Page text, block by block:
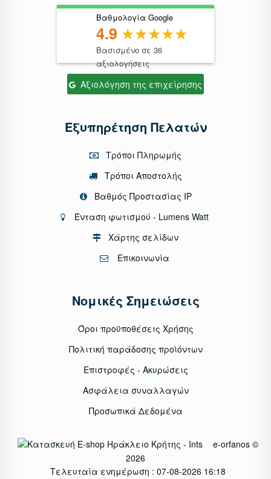
Βαθμολογία Google
4.9
Βασισμένο σε 36
αξιολογήσεις
Αξιολόγηση της επιχείρησης
Εξυπηρέτηση Πελατών
Τρόποι Πληρωμής
Τρόποι Αποστολής
Βαθμός Προστασίας IP
Ένταση φωτισμού - Lumens Watt
Χάρτης σελίδων
Επικοινωνία
Νομικές Σημειώσεις
Όροι προϋποθέσεις Χρήσης
Πολιτική παράδοσης προϊόντων
Επιστροφές - Ακυρώσεις
Ασφάλεια συναλλαγών
Προσωπικά Δεδομένα
e-orfanos ©
2026
Τελευταία ενημέρωση : 07-08-2026 16:18